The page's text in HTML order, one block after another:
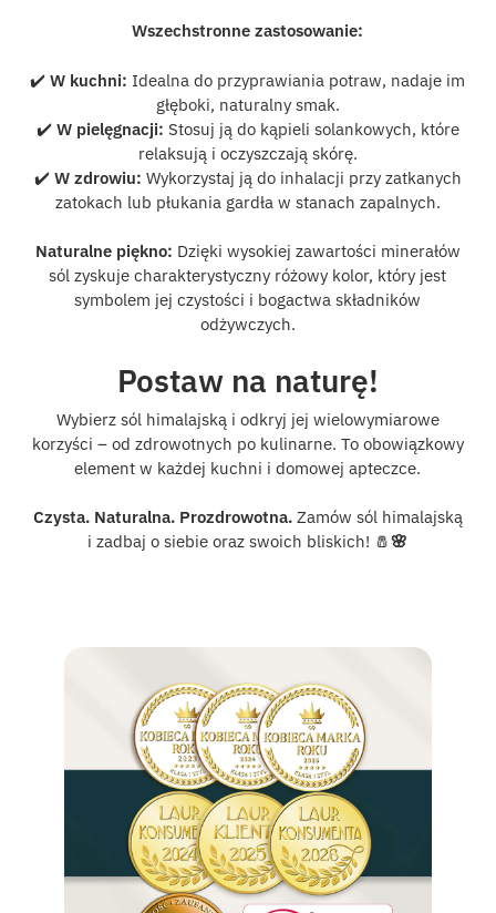
Wszechstronne zastosowanie:
✔️W kuchni: Idealna do przyprawiania potraw, nadaje im
głęboki, naturalny smak.
✔️ W pielęgnacji: Stosuj ją do kąpieli solankowych, które
relaksują i oczyszczają skórę.
✔️ W zdrowiu: Wykorzystaj ją do inhalacji przy zatkanych
zatokach lub płukania gardła w stanach zapalnych.
Naturalne piękno: Dzięki wysokiej zawartości minerałów
sól zyskuje charakterystyczny różowy kolor, który jest
symbolem jej czystości i bogactwa składników
odżywczych.
Postaw na naturę!
Wybierz sól himalajską i odkryj jej wielowymiarowe
korzyści – od zdrowotnych po kulinarne. To obowiązkowy
element w każdej kuchni i domowej apteczce.
Czysta. Naturalna. Prozdrowotna.Zamów sól himalajską
i zadbaj o siebie oraz swoich bliskich! 🧂 🌸